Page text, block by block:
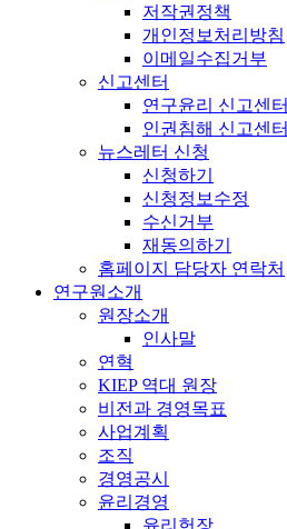
저작권정책
개인정보처리방침
이메일수집거부
신고센터
연구윤리 신고센터
인권침해 신고센터
뉴스레터 신청
신청하기
신청정보수정
수신거부
재동의하기
홈페이지 담당자 연락처
연구원소개
원장소개
인사말
연혁
KIEP 역대 원장
비전과 경영목표
사업계획
조직
경영공시
윤리경영
윤리헌장